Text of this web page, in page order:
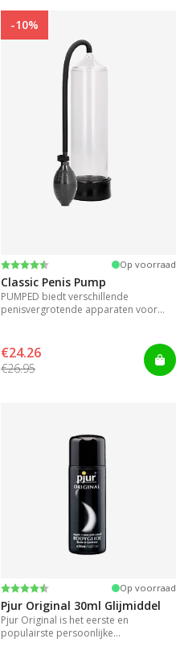
-10%
Beoordeling:
4.3 uit 5 sterren Op voorraad
Classic Penis Pump
PUMPED biedt verschillende
penisvergrotende apparaten voor
€24.26
€26.95
Beoordeling:
4.2 uit 5 sterren Op voorraad
Pjur Original 30ml Glijmiddel
Pjur Original is het eerste en
populairste persoonlijke